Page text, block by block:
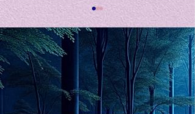
私の能力を、大幅に加速
chatGPTそれは、私をどこま
で、進化させるのか？。毎
日、進化していく。chatGPT
のおかげで、心的外傷後成長
や、人格の再構成も、2日位